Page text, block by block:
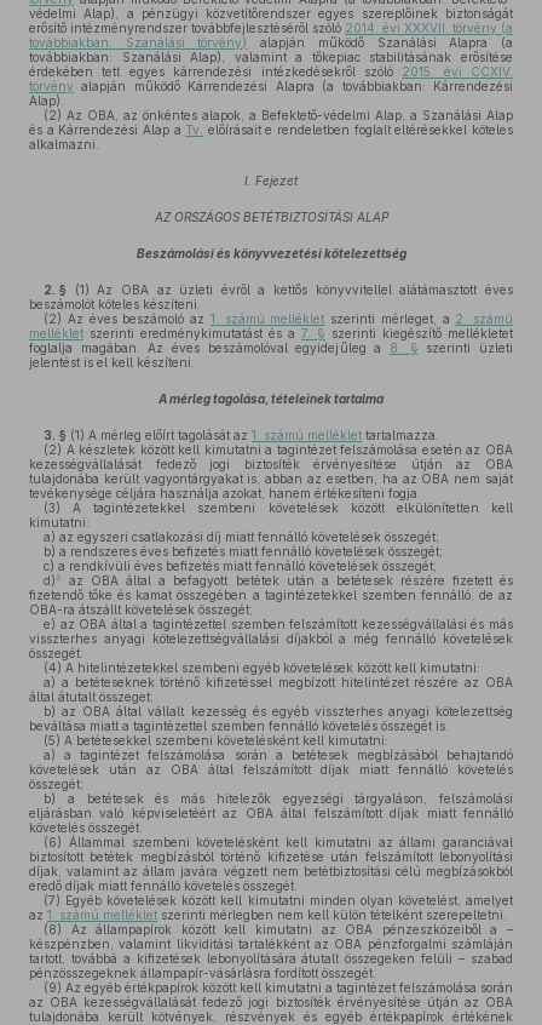
védelmi Alap), a pénzügyi közvetítőrendszer egyes szereplőinek biztonságát
erősítő intézményrendszer továbbfejlesztéséről szóló 2014. évi XXXVII. törvény (a
továbbiakban: Szanálási törvény)
alapján működő Szanálási Alapra (a
továbbiakban: Szanálási Alap), valamint a tőkepiac stabilitásának erősítése
érdekében tett egyes kárrendezési intézkedésekről szóló 2015. évi CCXIV.
törvény alapján működő Kárrendezési Alapra (a továbbiakban: Kárrendezési
Alap).
(2) Az OBA, az önkéntes alapok, a Befektető-védelmi Alap, a Szanálási Alap
és a Kárrendezési Alap a Tv.
előírásait e rendeletben foglalt eltérésekkel köteles
alkalmazni.
I. Fejezet
AZ ORSZÁGOS BETÉTBIZTOSÍTÁSI ALAP
Beszámolási és könyvvezetési kötelezettség
2. § (1) Az OBA az üzleti évről a kettős könyvvitellel alátámasztott éves
beszámolót köteles készíteni.
(2) Az éves beszámoló az 1. számú melléklet szerinti mérleget, a 2. számú
melléklet szerinti eredménykimutatást és a 7. § szerinti kiegészítő mellékletet
foglalja magában. Az éves beszámolóval egyidejűleg a 8. § szerinti üzleti
jelentést is el kell készíteni.
A mérleg tagolása, tételeinek tartalma
3. § (1) A mérleg előírt tagolását az 1. számú melléklet tartalmazza.
(2) A készletek között kell kimutatni a tagintézet felszámolása esetén az OBA
kezességvállalását fedező jogi biztosíték érvényesítése útján az OBA
tulajdonába került vagyontárgyakat is, abban az esetben, ha az OBA nem saját
tevékenysége céljára használja azokat, hanem értékesíteni fogja.
(3) A tagintézetekkel szembeni követelések között elkülönítetten kell
kimutatni:
a) az egyszeri csatlakozási díj miatt fennálló követelések összegét;
b) a rendszeres éves befizetés miatt fennálló követelések összegét;
c) a rendkívüli éves befizetés miatt fennálló követelések összegét;
d) 2
az OBA által a befagyott betétek után a betétesek részére fizetett és
fizetendő tőke és kamat összegében a tagintézetekkel szemben fennálló, de az
OBA-ra átszállt követelések összegét;
e) az OBA által a tagintézettel szemben felszámított kezességvállalási és más
visszterhes anyagi kötelezettségvállalási díjakból a még fennálló követelések
összegét.
(4) A hitelintézetekkel szembeni egyéb követelések között kell kimutatni:
a) a betéteseknek történő kifizetéssel megbízott hitelintézet részére az OBA
által átutalt összeget;
b) az OBA által vállalt kezesség és egyéb visszterhes anyagi kötelezettség
beváltása miatt a tagintézettel szemben fennálló követelés összegét is.
(5) A betétesekkel szembeni követelésként kell kimutatni:
a) a tagintézet felszámolása során a betétesek megbízásából behajtandó
követelések után az OBA által felszámított díjak miatt fennálló követelés
összegét;
b) a betétesek és más hitelezők egyezségi tárgyaláson, felszámolási
eljárásban való képviseletéért az OBA által felszámított díjak miatt fennálló
követelés összegét.
(6) Állammal szembeni követelésként kell kimutatni az állami garanciával
biztosított betétek megbízásból történő kifizetése után felszámított lebonyolítási
díjak, valamint az állam javára végzett nem betétbiztosítási célú megbízásokból
eredő díjak miatt fennálló követelés összegét.
(7) Egyéb követelések között kell kimutatni minden olyan követelést, amelyet
az 1. számú melléklet szerinti mérlegben nem kell külön tételként szerepeltetni.
(8) Az állampapírok között kell kimutatni az OBA pénzeszközeiből a –
készpénzben, valamint likviditási tartalékként az OBA pénzforgalmi számláján
tartott, továbbá a kifizetések lebonyolítására átutalt összegeken felüli – szabad
pénzösszegeknek állampapír-vásárlásra fordított összegét.
(9) Az egyéb értékpapírok között kell kimutatni a tagintézet felszámolása során
az OBA kezességvállalását fedező jogi biztosíték érvényesítése útján az OBA
tulajdonába került kötvények, részvények és egyéb értékpapírok értékének